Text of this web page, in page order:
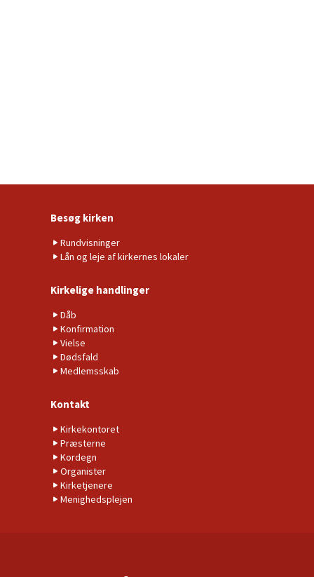
Besøg kirken
Rundvisninger
Lån og leje af kirkernes lokaler
Kirkelige handlinger
Dåb
Konfirmation
Vielse
Dødsfald
Medlemsskab
Kontakt
Kirkekontoret
Præsterne
Kordegn
Organister
Kirketjenere
Menighedsplejen